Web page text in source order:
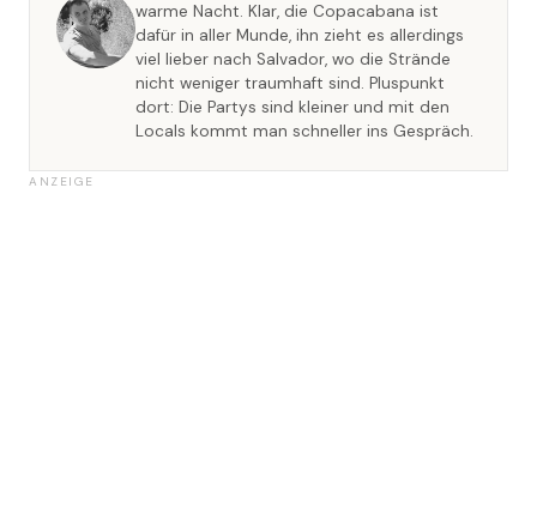
warme Nacht. Klar, die Copacabana ist
dafür in aller Munde, ihn zieht es allerdings
viel lieber nach Salvador, wo die Strände
nicht weniger traumhaft sind. Pluspunkt
dort: Die Partys sind kleiner und mit den
Locals kommt man schneller ins Gespräch.
ANZEIGE